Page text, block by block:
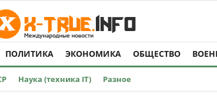
ПОЛИТИКА ЭКОНОМИКА ОБЩЕСТВО
Наука (техника IT) Разное